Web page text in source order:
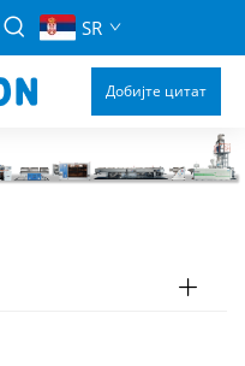
SR
Добијте цитат